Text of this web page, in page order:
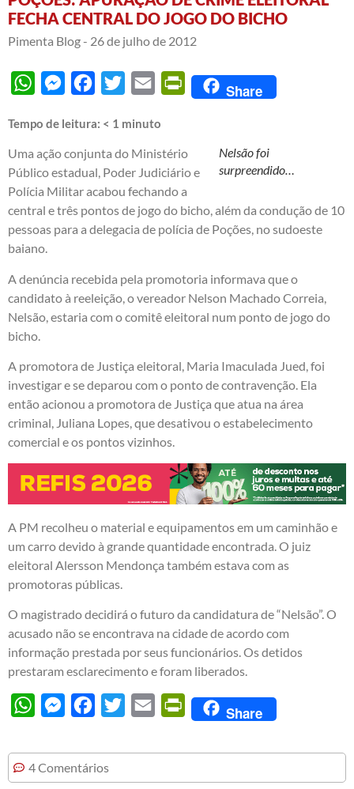
FECHA CENTRAL DO JOGO DO BICHO
Pimenta Blog - 26 de julho de 2012
WhatsAppMessengerFacebook
Twitter Email PrintFriendly
Share
Tempo de leitura: < 1 minuto
Nelsão foi
surpreendido…
Uma ação conjunta do Ministério
Público estadual, Poder Judiciário e
Polícia Militar acabou fechando a
central e três pontos de jogo do bicho, além da condução de 10
pessoas para a delegacia de polícia de Poções, no sudoeste
baiano.
A denúncia recebida pela promotoria informava que o
candidato à reeleição, o vereador Nelson Machado Correia,
Nelsão, estaria com o comitê eleitoral num ponto de jogo do
bicho.
A promotora de Justiça eleitoral, Maria Imaculada Jued, foi
investigar e se deparou com o ponto de contravenção. Ela
então acionou a promotora de Justiça que atua na área
criminal, Juliana Lopes, que desativou o estabelecimento
comercial e os pontos vizinhos.
A PM recolheu o material e equipamentos em um caminhão e
um carro devido à grande quantidade encontrada. O juiz
eleitoral Alersson Mendonça também estava com as
promotoras públicas.
O magistrado decidirá o futuro da candidatura de “Nelsão”. O
acusado não se encontrava na cidade de acordo com
informação prestada por seus funcionários. Os detidos
prestaram esclarecimento e foram liberados.
WhatsAppMessengerFacebook
Twitter Email PrintFriendly
Share
4 Comentários